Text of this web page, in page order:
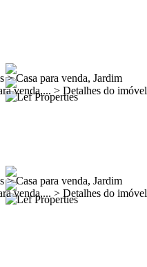
>Casa para venda, Jardim
venda,... > Detalhes do imóvel
>Casa para venda, Jardim
venda,... > Detalhes do imóvel